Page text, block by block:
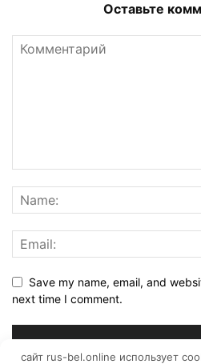
Оставьте
Save my name, email, and
next time I comment.
сайт rus-bel.online использует